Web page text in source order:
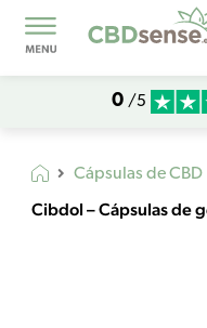
0 /5
Cápsulas de CBD
Cibdol – Cápsulas de